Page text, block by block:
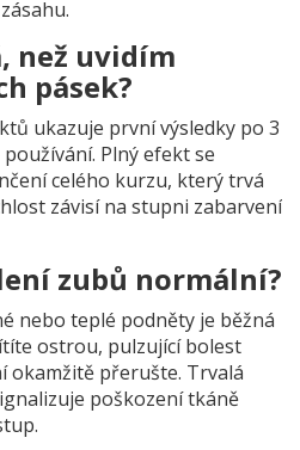
než uvidím
pásek?
ukazuje první výsledky po 3
Plný efekt se
celého kurzu, který trvá
závisí na stupni zabarvení
zubů normální?
nebo teplé podněty je běžná
ostrou, pulzující bolest
okamžitě přerušte. Trvalá
poškození tkáně